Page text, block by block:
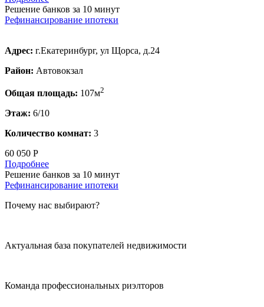
Решение банков за 10 минут
Рефинансирование ипотеки
Адрес: г.Екатеринбург, ул Щорса, д.24
Район: Автовокзал
Общая площадь: 107м2
Этаж: 6/10
Количество комнат: 3
60 050 Р
Подробнее
Решение банков за 10 минут
Рефинансирование ипотеки
Почему нас выбирают?
Актуальная база покупателей недвижимости
Команда профессиональных риэлторов